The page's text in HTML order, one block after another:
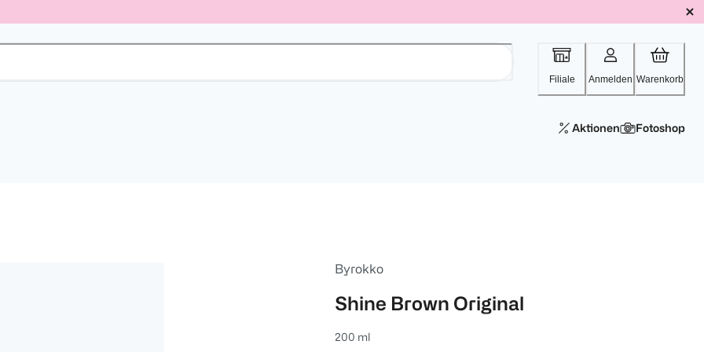
Filiale Anmelden Warenkorb
Aktionen Fotoshop
Byrokko
Shine Brown Original
200 ml